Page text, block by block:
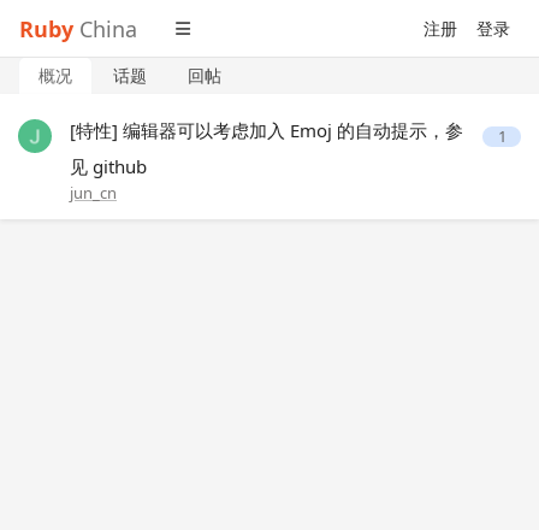
Ruby China 注册 登录
概况 话题 回帖
[特性] 编辑器可以考虑加入 Emoj 的自动提示，参
见 github
jun_cn
1